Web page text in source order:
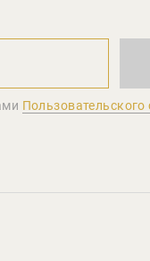
Пользовательского